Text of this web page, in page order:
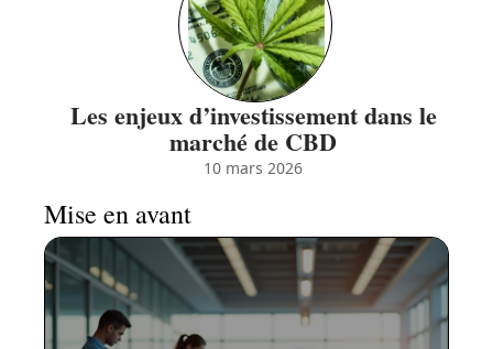
Les enjeux d’investissement dans le
marché de CBD
10 mars 2026
Mise en avant